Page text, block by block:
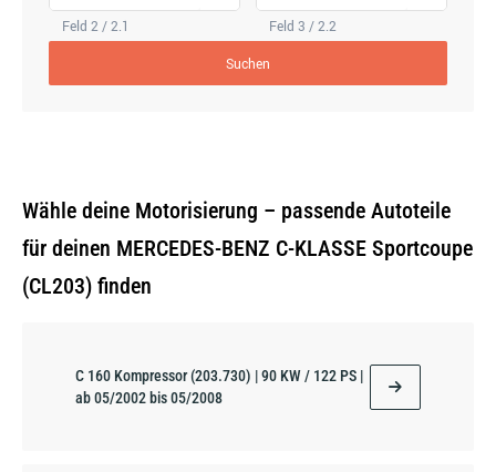
Feld 2 / 2.1 Feld 3 / 2.2
Suchen
Wähle deine Motorisierung – passende Autoteile
für deinen MERCEDES-BENZ C-KLASSE Sportcoupe
(CL203) finden
C 160 Kompressor (203.730) | 90 KW / 122 PS |
ab 05/2002 bis 05/2008